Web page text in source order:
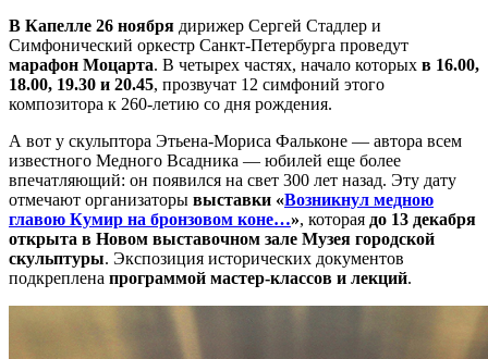
В Капелле 26 ноября дирижер Сергей Стадлер и
Симфонический оркестр Санкт-Петербурга проведут
марафон Моцарта. В четырех частях, начало которых в 16.00,
18.00, 19.30 и 20.45, прозвучат 12 симфоний этого
композитора к 260-летию со дня рождения.
А вот у скульптора Этьена-Мориса Фальконе — автора всем
известного Медного Всадника — юбилей еще более
впечатляющий: он появился на свет 300 лет назад. Эту дату
отмечают организаторы выставки «Возникнул медною
главою Кумир на бронзовом коне…», которая до 13 декабря
открыта в Новом выставочном зале Музея городской
скульптуры. Экспозиция исторических документов
подкреплена программой мастер-классов и лекций.